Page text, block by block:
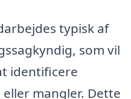
typisk af
som vil
identificere
mangler. Dette